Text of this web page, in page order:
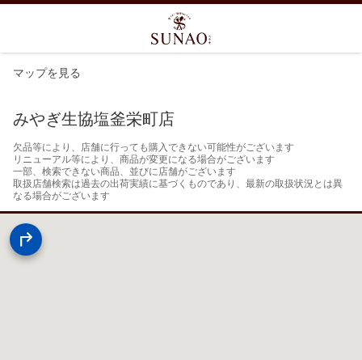
マップを見る
みやぎ生協塩釜栄町店
欠品等により、店舗に行っても購入できない可能性がございます
リニューアル等により、商品が変更になる場合がございます
一部、検索できない商品、並びに店舗がございます
取扱店舗検索は過去の出荷実績に基づくものであり、最新の取扱状況とは異
なる場合がございます